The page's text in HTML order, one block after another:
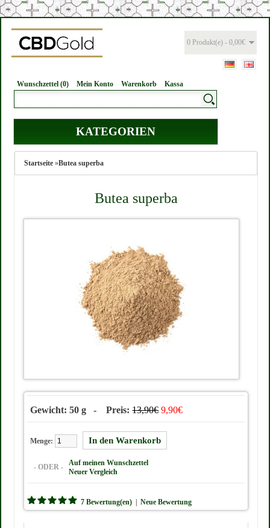
0 Produkt(e) - 0,00€
Wunschzettel (0) Mein Konto Warenkorb Kassa
KATEGORIEN
Startseite »Butea superba
Butea superba
Gewicht: 50 g - Preis:13,90€ 9,90€
Menge:
- ODER -
Auf meinen Wunschzettel
Neuer Vergleich
7 Bewertung(en) |Neue Bewertung